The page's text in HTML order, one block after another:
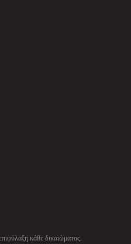
κάθε δικαιώματος.